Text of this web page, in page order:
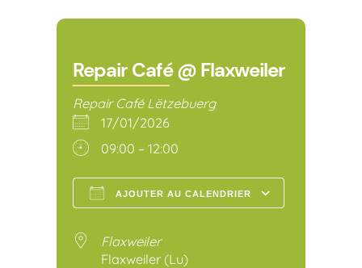
Repair Café @ Flaxweiler
Repair Café Lëtzebuerg
17/01/2026
09:00 – 12:00
AJOUTER AU CALENDRIER
Flaxweiler
Flaxweiler (Lu)